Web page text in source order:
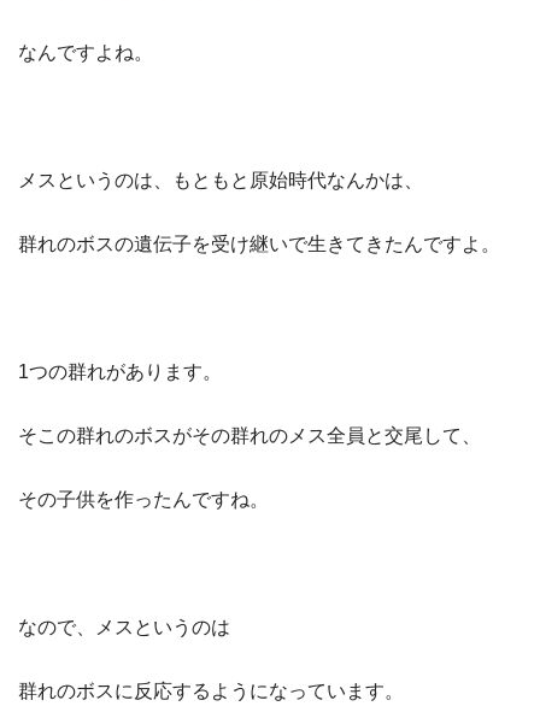
なんですよね。
メスというのは、もともと原始時代なんかは、
群れのボスの遺伝子を受け継いで生きてきたんですよ。
1つの群れがあります。
そこの群れのボスがその群れのメス全員と交尾して、
その子供を作ったんですね。
なので、メスというのは
群れのボスに反応するようになっています。